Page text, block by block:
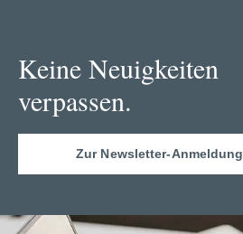
Keine Neuigkeiten
verpassen.
Zur Newsletter-Anmeldung